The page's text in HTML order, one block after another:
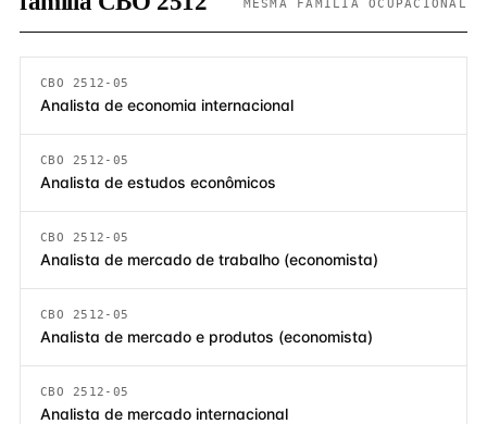
MESMA FAMÍLIA OCUPACIONAL
CBO 2512-05
Analista de economia internacional
CBO 2512-05
Analista de estudos econômicos
CBO 2512-05
Analista de mercado de trabalho (economista)
CBO 2512-05
Analista de mercado e produtos (economista)
CBO 2512-05
Analista de mercado internacional